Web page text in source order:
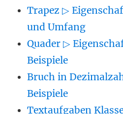
Trapez ▷
und Umfang
Quader ▷
Beispiele
Bruch in
Beispiele
Textaufgaben